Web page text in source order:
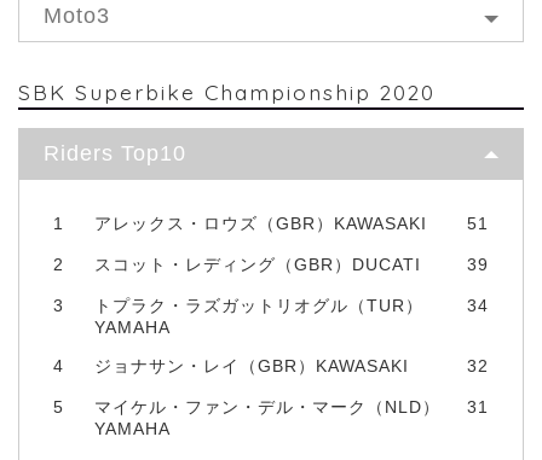
Moto3
SBK Superbike Championship 2020
Riders Top10
1 アレックス・ロウズ（GBR）KAWASAKI 51
2 スコット・レディング（GBR）DUCATI 39
3
トプラク・ラズガットリオグル（TUR）
YAMAHA
34
4 ジョナサン・レイ（GBR）KAWASAKI 32
5
マイケル・ファン・デル・マーク（NLD）
YAMAHA
31